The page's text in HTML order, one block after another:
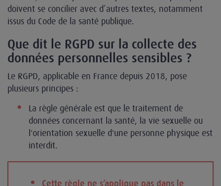
doivent se concilier avec d’autres textes, notamment
issus du Code de la santé publique.
Que dit le RGPD sur la collecte des
données personnelles sensibles ?
Le RGPD, applicable en France depuis 2018, pose
plusieurs principes :
La règle générale est que le traitement de
données concernant la santé, la vie sexuelle ou
l'orientation sexuelle d'une personne physique est
interdit.
Cette règle ne s’applique pas dans le